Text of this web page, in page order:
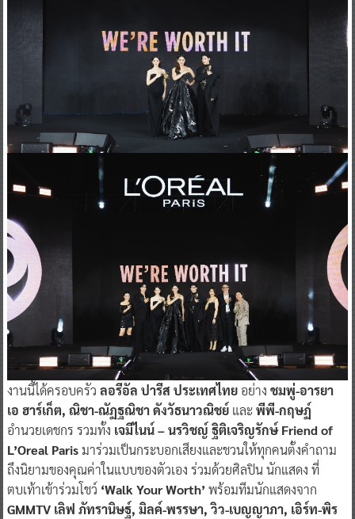
งานนี้ได้ครอบครัว ลอรีอัล ปารีส ประเทศไทยอย่าง ชมพู่-อารยา
เอ ฮาร์เก็ต, ณิชา-ณัฏฐณิชา ดังวัธนาวณิชย์และพีพี-กฤษฏ์
อำนวยเดชกร รวมทั้ง เจมีไนน์ – นรวิชญ์ ฐิติเจริญรักษ์ Friend of
L’Oreal Parisมาร่วมเป็นกระบอกเสียงและชวนให้ทุกคนตั้งคำถาม
ถึงนิยามของคุณค่าในแบบของตัวเอง ร่วมด้วยศิลปิน นักแสดง ที่
ตบเท้าเข้าร่วมโชว์ ‘Walk Your Worth’ พร้อมทีมนักแสดงจาก
GMMTV เลิฟ ภัทรานิษฐ์, มิลค์-พรรษา, วิว-เบญญาภา, เอิร์ท-พิร